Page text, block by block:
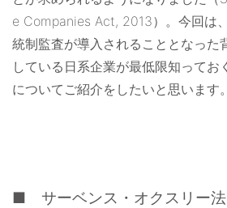
e Companies Act, 2013）。今回は
統制監査が導入されることとなった
している日系企業が最低限知ってお
についてご紹介をしたいと思います。
■ サーベンス・オクスリー法